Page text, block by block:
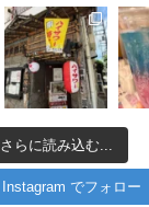
さらに読み込む...
Instagram でフォロー